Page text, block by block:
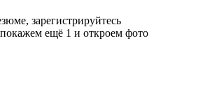
зарегистрируйтесь
ещё 1 и откроем фото